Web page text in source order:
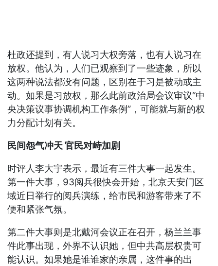
杜政还提到，有人说习大权旁落，也有人说习在
放权。他认为，人们已观察到了一些迹象，所以
这两种说法都没有问题，区别在于习是被动或主
动。如果是习放权，那么此前政治局会议审议“中
央决策议事协调机构工作条例”，可能就与新的权
力分配计划有关。
民间怨气冲天 官民对峙加剧
时评人李大宇表示，最近有三件大事一起发生。
第一件大事，93阅兵很快会开始，北京天安门区
域近日举行的阅兵演练，给市民和游客带来了不
便和紧张气氛。
第二件大事则是北戴河会议正在召开，杨兰兰事
件此事出现，外界不认识她，但中共高层权贵可
能认识。如果她是谁谁家的亲属，这件事的出